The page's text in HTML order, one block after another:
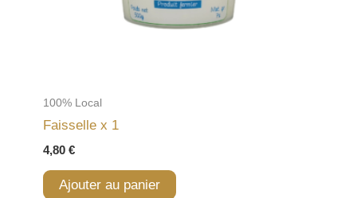
100% Local
Faisselle x 1
4,80 €
Ajouter au panier